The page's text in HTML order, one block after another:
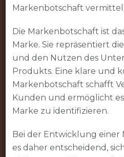
Markenbotschaft
Die Markenbotschaft ist
Marke. Sie repräsentiert
und den Nutzen des
Produkts. Eine klare und
Markenbotschaft schafft
Kunden und ermöglicht
Marke zu identifizieren.
Bei der Entwicklung einer
es daher entscheidend,